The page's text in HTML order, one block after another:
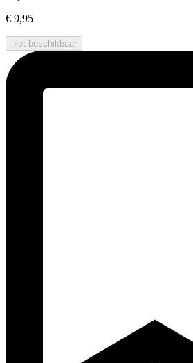
€ 9,95
niet beschikbaar